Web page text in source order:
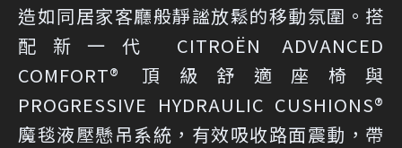
造如同居家客廳般靜謐放鬆的移動氛圍。搭
配新一代 CITROËN ADVANCED
COMFORT® 頂級舒適座椅與
PROGRESSIVE HYDRAULIC CUSHIONS®
魔毯液壓懸吊系統，有效吸收路面震動，帶